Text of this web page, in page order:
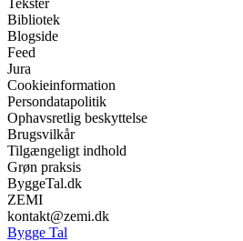
Tekster
Bibliotek
Blogside
Feed
Jura
Cookieinformation
Persondatapolitik
Ophavsretlig beskyttelse
Brugsvilkår
Tilgængeligt indhold
Grøn praksis
ByggeTal.dk
ZEMI
kontakt@zemi.dk
Bygge Tal